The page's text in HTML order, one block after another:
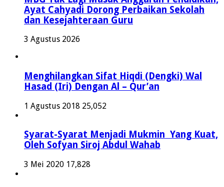
Ayat Cahyadi Dorong Perbaikan Sekolah
dan Kesejahteraan Guru
3 Agustus 2026
Menghilangkan Sifat Hiqdi (Dengki) Wal
Hasad (Iri) Dengan Al – Qur’an
1 Agustus 2018 25,052
Syarat-Syarat Menjadi Mukmin Yang Kuat,
Oleh Sofyan Siroj Abdul Wahab
3 Mei 2020 17,828